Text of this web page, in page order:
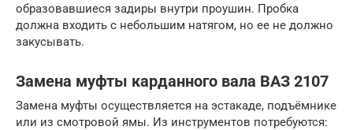
образовавшиеся задиры внутри проушин. Пробка
должна входить с небольшим натягом, но ее не должно
закусывать.
Замена муфты карданного вала ВАЗ 2107
Замена муфты осуществляется на эстакаде, подъёмнике
или из смотровой ямы. Из инструментов потребуются: